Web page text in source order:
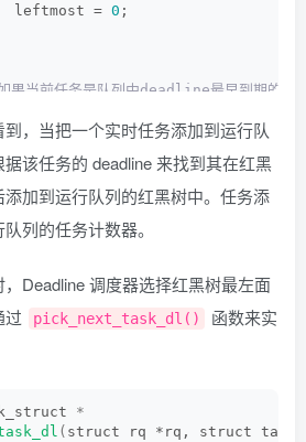
leftmost =
0 ;
当前任务是队列中deadline最早到期的，
rb_leftmost = &dl_se->rb_node;
添加到运行队列的红黑树中
(&dl_se->rb_node, parent,
( &dl_se->rb_node, &dl_rq-
，当把一个实时任务添加到运行队
该任务的 deadline 来找到其在红黑
加到运行队列的红黑树中。任务添
列的任务计数器。
Deadline 调度器选择红黑树最左面
过
pick_next_task_dl()
函数来实
*
( struct rq *rq, struct